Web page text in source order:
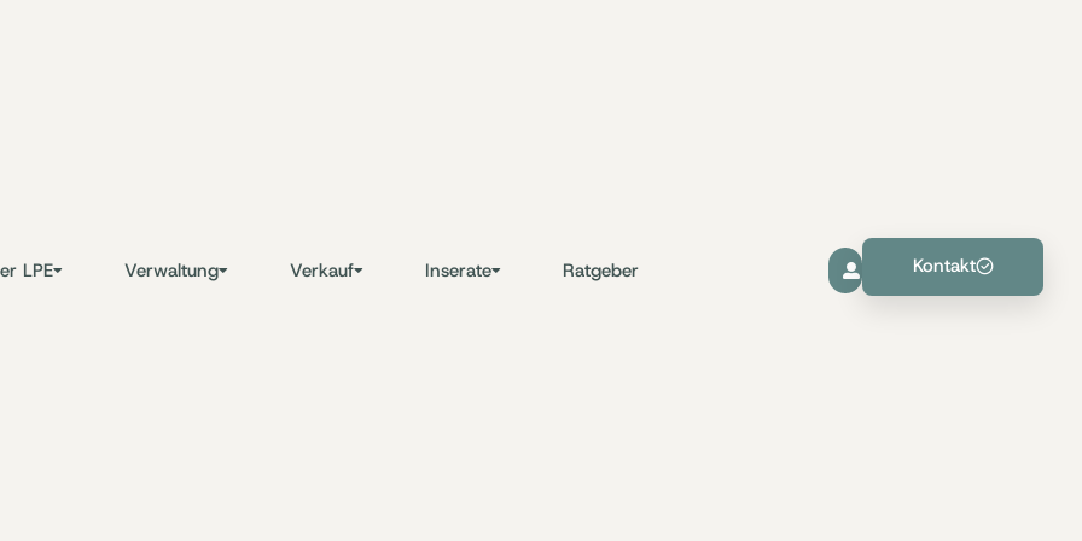
LPE Verwaltung Verkauf Inserate Ratgeber Kontakt